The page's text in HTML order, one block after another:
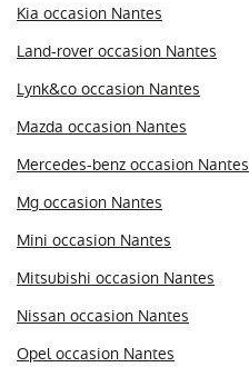
Kia occasion Nantes
Land-rover occasion Nantes
Lynk&co occasion Nantes
Mazda occasion Nantes
Mercedes-benz occasion Nantes
Mg occasion Nantes
Mini occasion Nantes
Mitsubishi occasion Nantes
Nissan occasion Nantes
Opel occasion Nantes